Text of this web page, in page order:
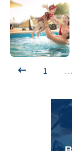
1 …